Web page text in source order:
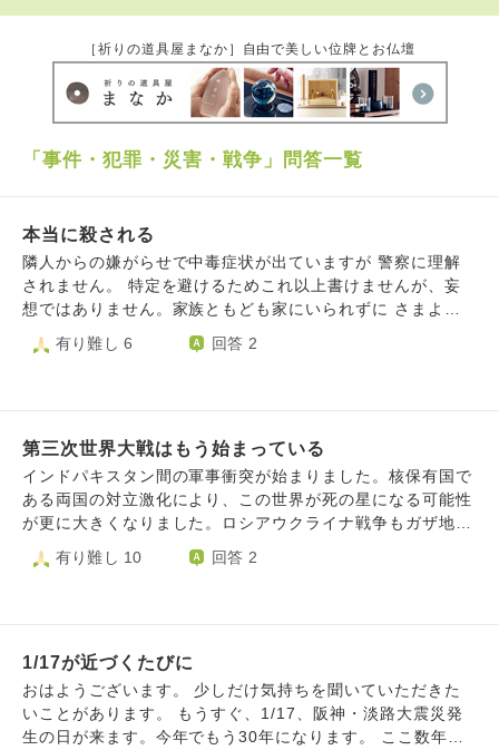
［祈りの道具屋まなか］自由で美しい位牌とお仏壇
「事件・犯罪・災害・戦争」問答一覧
本当に殺される
隣人からの嫌がらせで中毒症状が出ていますが 警察に理解
されません。 特定を避けるためこれ以上書けませんが、妄
想ではありません。家族ともども家にいられずに さまよっ
ていますが、お金がつきてきました。 遠方の主治医の先生
は、医師でさえこの症状を知らない人が多いからね、とおっ
有り難し 6 回答 2
第三次世界大戦はもう始まっている
インドパキスタン間の軍事衝突が始まりました。核保有国で
ある両国の対立激化により、この世界が死の星になる可能性
が更に大きくなりました。ロシアウクライナ戦争もガザ地区
の虐殺も止まらず、ここがもう人間の限界です。正義なき暴
力が世界を支配する時代に逆戻りしてしまいました。もう未
もないので、殺された後は過酷な生存競争の中に生み出され
ます。死と虐殺しかこの世界には残りません。 馬鹿馬鹿し
いと思うなら今の国際情勢と人間の本能を見てください。世
界最大の軍事力を持っている米国が自国第一主義、覇権主義
有り難し 10 回答 2
1/17が近づくたびに
おはようございます。 少しだけ気持ちを聞いていただきた
いことがあります。 もうすぐ、1/17、阪神・淡路大震災発
生の日が来ます。今年でもう30年になります。 ここ数年で